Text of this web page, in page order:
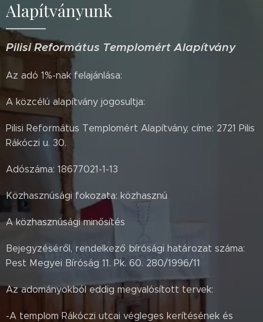
Alapítványunk
Pilisi Református Templomért Alapítvány
Az adó 1%-nak felajánlása:
A közcélú alapítvány jogosultja:
Pilisi Református Templomért Alapítvány, címe: 2721 Pilis
Rákóczi u. 30.
Adószáma: 18677021-1-13
Közhasznúsági fokozata: közhasznú
A közhasznúsági minősítés
Bejegyzéséről, rendelkező bírósági határozat száma:
Pest Megyei Bíróság 11. Pk. 60. 280/1996/11
Az adományokból eddig megvalósított tervek:
-A templom Rákóczi utcai végleges kerítésének és